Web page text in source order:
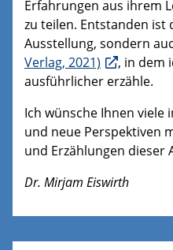
Erfahrungen aus ihrem
zu teilen. Entstanden ist
Ausstellung, sondern
Verlag, 2021)
, in dem
ausführlicher erzähle.
Ich wünsche Ihnen viele
und neue Perspektiven
und Erzählungen dieser
Dr. Mirjam Eiswirth